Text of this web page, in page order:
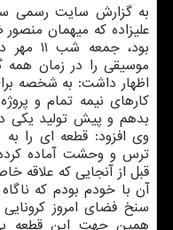
به گزارش سایت رسمی
علیزاده که میهمان
بود،
موسیقی را در زمان همه
اظهار داشت: به شخصه
کارهای نیمه تمام و
بدهم و پیش تولید یکی
وی افزود: قطعه ای را به
ترس و وحشت آماده
قبل از آنجایی که علاقه
آن با خودم بودم که
سنخ فضای امروز
همین جهت این قطعه بی